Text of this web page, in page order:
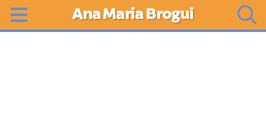
Ana Maria Brogui